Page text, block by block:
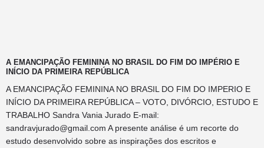
A EMANCIPAÇÃO FEMININA NO BRASIL DO FIM DO IMPÉRIO E
INÍCIO DA PRIMEIRA REPÚBLICA
A EMANCIPAÇÃO FEMININA NO BRASIL DO FIM DO IMPERIO E
INÍCIO DA PRIMEIRA REPÚBLICA – VOTO, DIVÓRCIO, ESTUDO E
TRABALHO Sandra Vania Jurado E-mail:
sandravjurado@gmail.com A presente análise é um recorte do
estudo desenvolvido sobre as inspirações dos escritos e